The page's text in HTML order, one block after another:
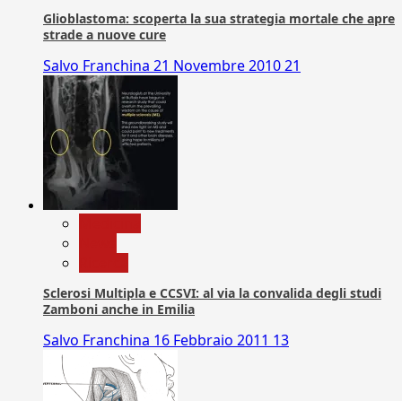
Glioblastoma: scoperta la sua strategia mortale che apre
strade a nuove cure
Salvo Franchina 21 Novembre 201021
Sclerosi Multipla e CCSVI: al via la convalida degli studi
Zamboni anche in Emilia
Salvo Franchina 16 Febbraio 2011 13